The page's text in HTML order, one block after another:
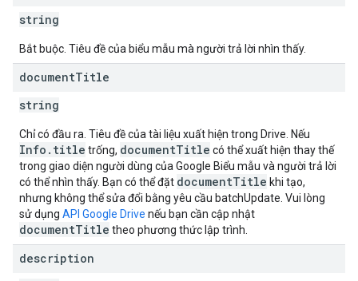
string
Bắt buộc. Tiêu đề của biểu mẫu mà người trả lời nhìn thấy.
documentTitle
string
Chỉ có đầu ra. Tiêu đề của tài liệu xuất hiện trong Drive. Nếu
Info.title trống, documentTitle có thể xuất hiện thay thế
trong giao diện người dùng của Google Biểu mẫu và người trả lời
có thể nhìn thấy. Bạn có thể đặt documentTitle khi tạo,
nhưng không thể sửa đổi bằng yêu cầu batchUpdate. Vui lòng
sử dụng API Google Drive nếu bạn cần cập nhật
documentTitle theo phương thức lập trình.
description